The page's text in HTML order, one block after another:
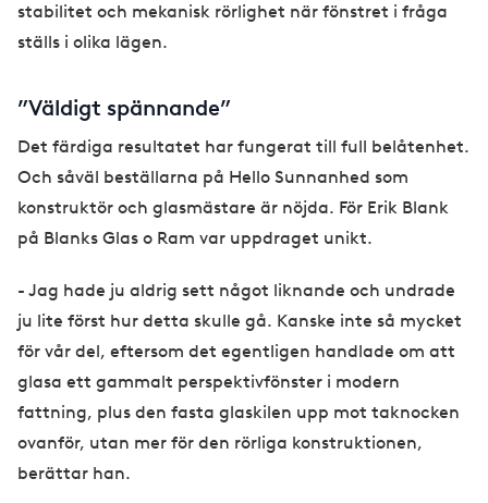
stabilitet och mekanisk rörlighet när fönstret i fråga
ställs i olika lägen.
”Väldigt spännande”
Det färdiga resultatet har fungerat till full belåtenhet.
Och såväl beställarna på Hello Sunnanhed som
konstruktör och glasmästare är nöjda. För Erik Blank
på Blanks Glas o Ram var uppdraget unikt.
- Jag hade ju aldrig sett något liknande och undrade
ju lite först hur detta skulle gå. Kanske inte så mycket
för vår del, eftersom det egentligen handlade om att
glasa ett gammalt perspektivfönster i modern
fattning, plus den fasta glaskilen upp mot taknocken
ovanför, utan mer för den rörliga konstruktionen,
berättar han.